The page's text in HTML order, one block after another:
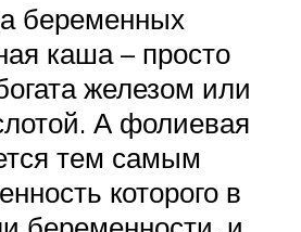
беременных
каша – просто
железом или
А фолиевая
тем самым
которого в